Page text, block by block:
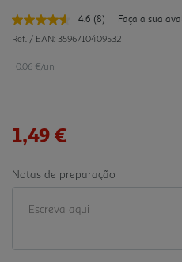
4.6 Leu
8
(8)
Faça a sua
Ref. / EAN: 3596710409532
0.06 €/un
1,49 €
Notas de preparação